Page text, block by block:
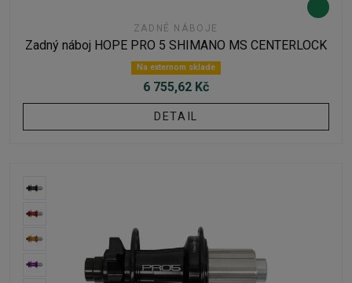
ZADNÉ NÁBOJE
Zadný náboj HOPE PRO 5 SHIMANO MS CENTERLOCK
Na externom sklade
6 755,62 Kč
DETAIL